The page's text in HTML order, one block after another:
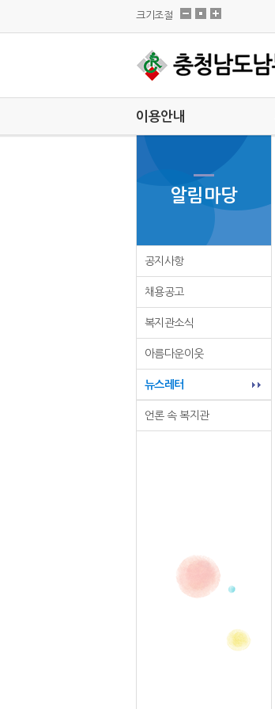
크기조절
이용안내
이달의 일정
견학안내
실습안내
알림마당
공지사항
채용공고
복지관소식
아름다운이웃
뉴스레터
언론 속 복지관